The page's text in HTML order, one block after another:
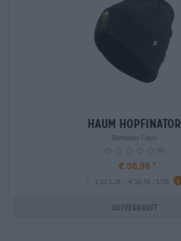
-
Haum Hopfinator
Bavarian Caps
(0)
€ 36,95
-
1,00 L St. - € 36,95 / LTR
Ausverkauft